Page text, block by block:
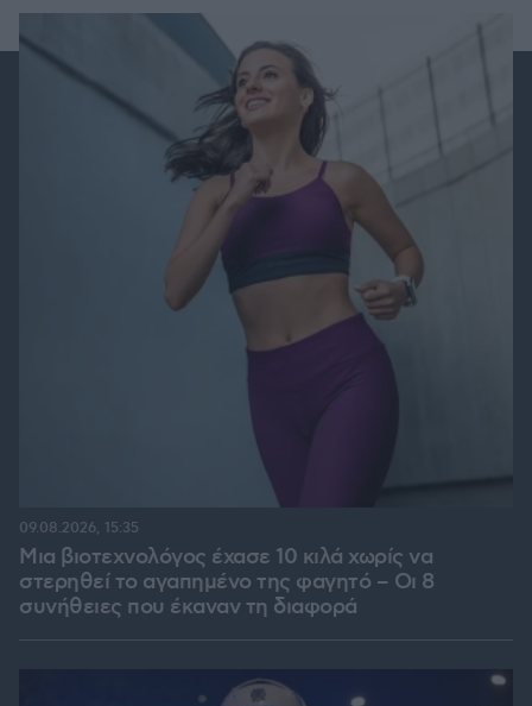
Μια βιοτεχνολόγος έχασε 10 κιλά χωρίς να
στερηθεί το αγαπημένο της φαγητό – Οι 8
συνήθειες που έκαναν τη διαφορά
09.08.2026, 15:35